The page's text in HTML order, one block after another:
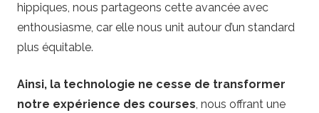
hippiques, nous partageons cette avancée avec
enthousiasme, car elle nous unit autour d’un standard
plus équitable.
Ainsi, la technologie ne cesse de transformer
notre expérience des courses, nous offrant une